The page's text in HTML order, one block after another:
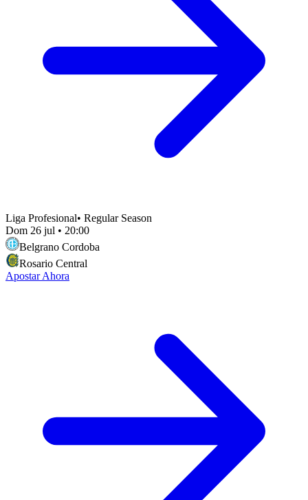
Liga Profesional• Regular Season
Dom 26 jul • 20:00
Belgrano Cordoba
Rosario Central
Apostar Ahora